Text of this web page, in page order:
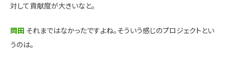
対して貢献度が大きいなと。
岡田 それまではなかったですよね。そういう感じのプロジェクトとい
うのは。